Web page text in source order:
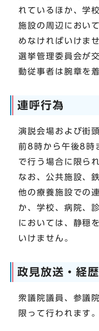
れているほか、学
施設の周辺におい
めなければいけませ
選挙管理委員会が
動従事者は腕章を
連呼行為
演説会場および街
前8時から午後8時
で行う場合に限ら
なお、公共施設、
他の療養施設での
か、学校、病院、
においては、静穏
いけません。
政見放送・経
衆議院議員、参議
限って行われます。